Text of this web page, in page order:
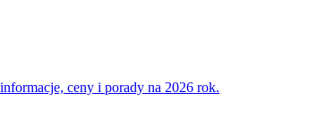
ceny i porady na 2026 rok.